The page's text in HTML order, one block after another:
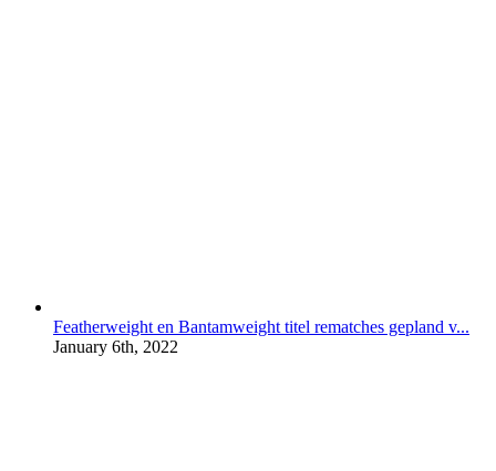
Featherweight en Bantamweight titel rematches gepland v...
January 6th, 2022